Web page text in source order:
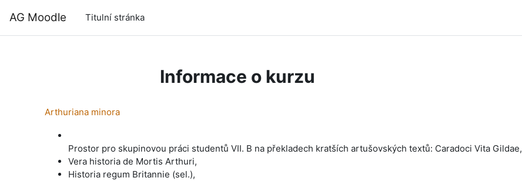
AG Moodle Titulní stránka
Informace o kurzu
Arthuriana minora
Prostor pro skupinovou práci studentů VII. B na překladech kratších artušovských textů: Caradoci Vita Gildae,
Vera historia de Mortis Arthuri,
Historia regum Britannie (sel.),